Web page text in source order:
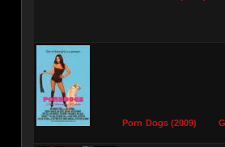
Porn Dogs (2009)